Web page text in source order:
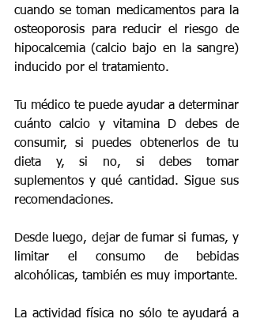
cuando se toman medicamentos para la
osteoporosis para reducir el riesgo de
hipocalcemia (calcio bajo en la sangre)
inducido por el tratamiento.
Tu médico te puede ayudar a determinar
cuánto calcio y vitamina D debes de
consumir, si puedes obtenerlos de tu
dieta y, si no, si debes tomar
suplementos y qué cantidad. Sigue sus
recomendaciones.
Desde luego, dejar de fumar si fumas, y
limitar el consumo de bebidas
alcohólicas, también es muy importante.
La actividad física no sólo te ayudará a